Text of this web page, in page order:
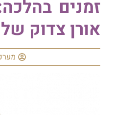
זמנים
אורן צדוק